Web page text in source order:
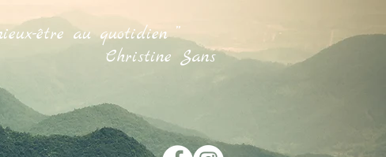
être au quotidien ”
Sans